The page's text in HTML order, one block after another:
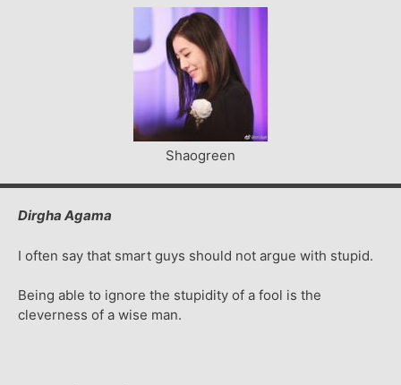
Shaogreen
Dirgha Agama
I often say that smart guys should not argue with stupid.
Being able to ignore the stupidity of a fool is the
cleverness of a wise man.